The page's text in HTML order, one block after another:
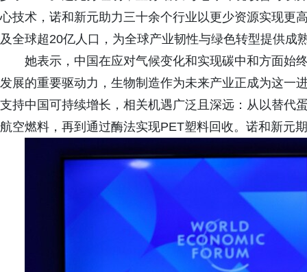
心技术，诺和新元助力三十余个行业以更少资源实现更
及全球超20亿人口，为全球产业韧性与绿色转型提供成
她表示，中国在应对气候变化和实现碳中和方面始
发展的重要驱动力，生物制造作为未来产业正成为这一
支持中国可持续增长，相关机遇广泛且深远：从以替代
航空燃料，再到通过酶法实现PET塑料回收。诺和新元